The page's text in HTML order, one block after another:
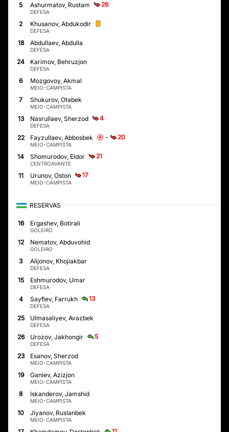
5 Ashurmatov, Rustam 26
DEFESA
2 Khusanov, Abdukodir
DEFESA
18 Abdullaev, Abdulla
DEFESA
24 Karimov, Behruzjon
DEFESA
6 Mozgovoy, Akmal
MEIO-CAMPISTA
7 Shukurov, Otabek
MEIO-CAMPISTA
13 Nasrullaev, Sherzod 4
DEFESA
22 Fayzullaev, Abbosbek - 20
MEIO-CAMPISTA
14 Shomurodov, Eldor 21
CENTROAVANTE
11 Urunov, Oston 17
MEIO-CAMPISTA
RESERVAS
16 Ergashev, Botirali
GOLEIRO
12 Nematov, Abduvohid
GOLEIRO
3 Alijonov, Khojiakbar
DEFESA
15 Eshmurodov, Umar
DEFESA
4 Sayfiev, Farrukh 13
DEFESA
25 Ulmasaliyev, Avazbek
DEFESA
26 Urozov, Jakhongir 5
DEFESA
23 Esanov, Sherzod
MEIO-CAMPISTA
19 Ganiev, Azizjon
MEIO-CAMPISTA
8 Iskanderov, Jamshid
MEIO-CAMPISTA
10 Jiyanov, Ruslanbek
MEIO-CAMPISTA